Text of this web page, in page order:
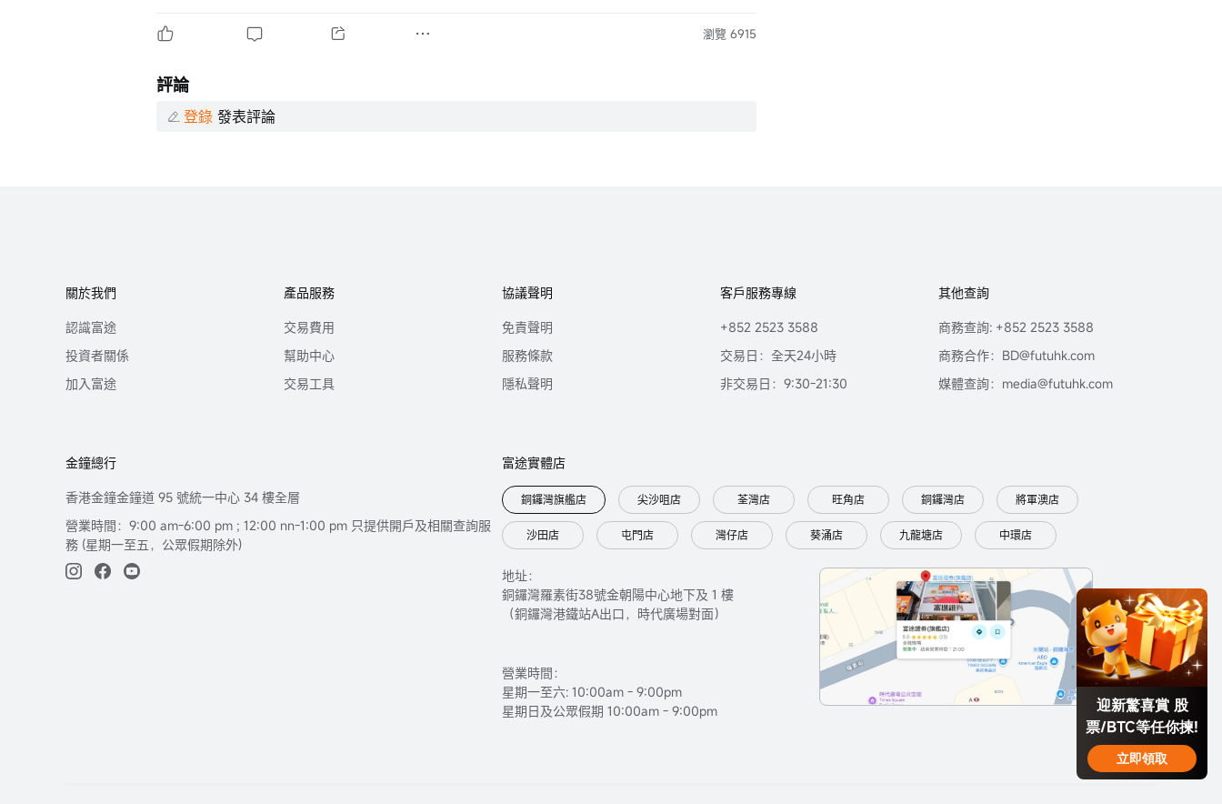
迎新驚喜賞 股
票/BTC等任你揀!
立即領取
瀏覽 6915
評論
登錄 發表評論
關於我們
認識富途
投資者關係
加入富途
產品服務
交易費用
幫助中心
交易工具
協議聲明
免責聲明
服務條款
隱私聲明
客戶服務專線
+852 2523 3588
交易日：全天24小時
非交易日：9:30-21:30
其他查詢
商務查詢: +852 2523 3588
商務合作：BD@futuhk.com
媒體查詢：media@futuhk.com
金鐘總行
香港金鐘金鐘道 95 號統一中心 34 樓全層
營業時間：9:00 am-6:00 pm ; 12:00 nn-1:00 pm 只提供開戶及相關查詢服
務 (星期一至五，公眾假期除外)
富途實體店
銅鑼灣旗艦店 尖沙咀店 荃灣店 旺角店 銅鑼灣店 將軍澳店
沙田店 屯門店 灣仔店 葵涌店 九龍塘店 中環店
地址：
銅鑼灣羅素街38號金朝陽中心地下及 1 樓
（銅鑼灣港鐵站A出口，時代廣場對面）
營業時間：
星期一至六: 10:00am - 9:00pm
星期日及公眾假期 10:00am - 9:00pm